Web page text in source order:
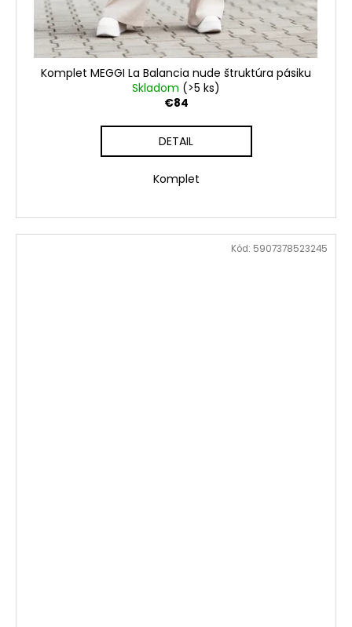
Komplet MEGGI La Balancia nude štruktúra pásiku
Skladom (>5 ks)
€84
DETAIL
Komplet
Kód: 5907378523245